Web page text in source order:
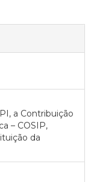
a Contribuição
– COSIP,
da